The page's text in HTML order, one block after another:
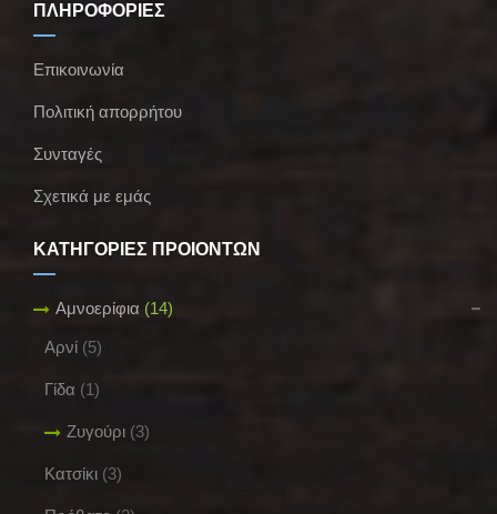
ΠΛΗΡΟΦΟΡΙΕΣ
Επικοινωνία
Πολιτική απορρήτου
Συνταγές
Σχετικά με εμάς
ΚΑΤΗΓΟΡΙΕΣ ΠΡΟΪΟΝΤΩΝ
Αμνοερίφια (14)
Αρνί (5)
Γίδα (1)
Ζυγούρι (3)
Κατσίκι (3)